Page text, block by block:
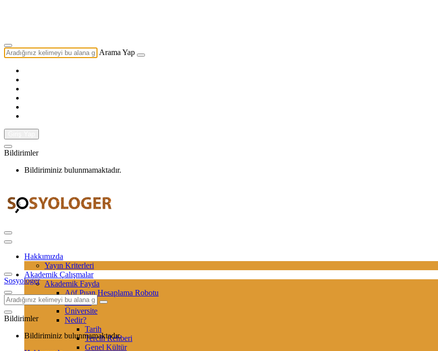
Arama Yap
Bildirimler
Bildiriminiz bulunmamaktadır.
Hakkımızda
Yayın Kriterleri
Akademik Çalışmalar
Akademik Fayda
Aöf Puan Hesaplama Robotu
Sertifika
Üniversite
Nedir?
Tarih
Tercih Rehberi
Genel Kültür
Sosyologer
Bildirimler
Bildiriminiz bulunmamaktadır.